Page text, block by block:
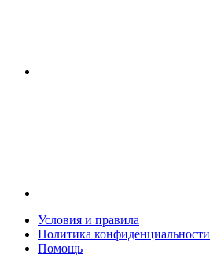
Условия и правила
Политика конфиденциальности
Помощь